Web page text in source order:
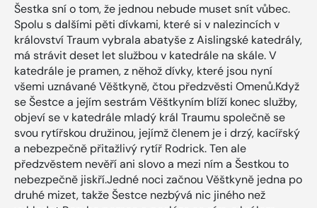
Šestka sní o tom, že jednou nebude muset snít vůbec.
Spolu s dalšími pěti dívkami, které si v nalezincích v
království Traum vybrala abatyše z Aislingské katedrály,
má strávit deset let službou v katedrále na skále. V
katedrále je pramen, z něhož dívky, které jsou nyní
všemi uznávané Věštkyně, čtou předzvěsti Omenů.Když
se Šestce a jejím sestrám Věštkyním blíží konec služby,
objeví se v katedrále mladý král Traumu společně se
svou rytířskou družinou, jejímž členem je i drzý, kacířský
a nebezpečně přitažlivý rytíř Rodrick. Ten ale
předzvěstem nevěří ani slovo a mezi ním a Šestkou to
nebezpečně jiskří.Jedné noci začnou Věštkyně jedna po
druhé mizet, takže Šestce nezbývá nic jiného než